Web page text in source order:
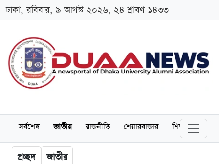
ঢাকা, রবিবার, ৯ আগস্ট ২০২৬, ২৪ শ্রাবণ ১৪৩৩
সর্বশেষ জাতীয় রাজনীতি শেয়ারবাজার শিক্ষা
প্রচ্ছদ জাতীয়